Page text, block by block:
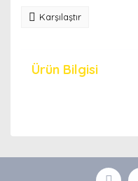
Karşılaştır
Ürün Bilgisi
formunu kullanarak
Görüş ve önerileriniz